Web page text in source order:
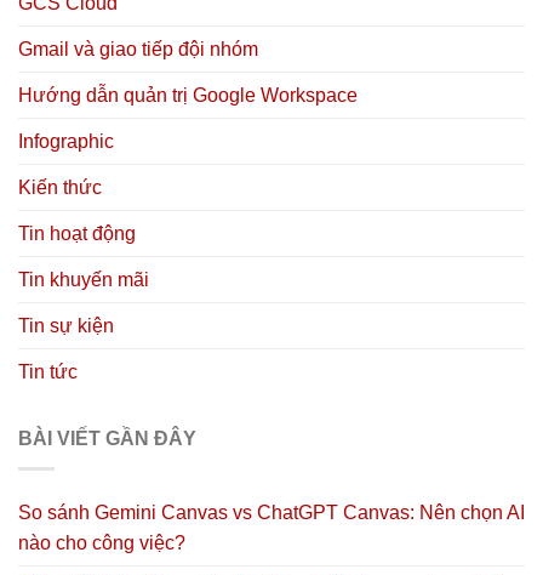
Gmail và giao tiếp đội nhóm
Hướng dẫn quản trị Google Workspace
Infographic
Kiến thức
Tin hoạt động
Tin khuyến mãi
Tin sự kiện
Tin tức
BÀI VIẾT GẦN ĐÂY
So sánh Gemini Canvas vs ChatGPT Canvas: Nên chọn AI
nào cho công việc?